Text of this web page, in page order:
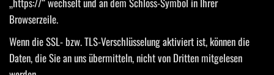
Browserzeile.
Wenn die SSL- bzw. TLS-Verschlüsselung aktiviert ist, können die
Daten, die Sie an uns übermitteln, nicht von Dritten mitgelesen